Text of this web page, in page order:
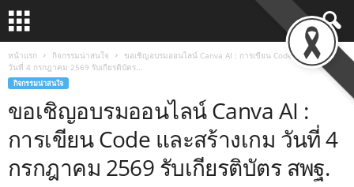
หน้าแรก กิจกรรมน่าสนใจ
ขอเชิญอบรมออนไลน์ Canva AI : การเขียน Code และสร้างเกม
วันที่ 4 กรกฎาคม 2569 รับเกียรติบัตร...
กิจกรรมน่าสนใจ
ขอเชิญอบรมออนไลน์ Canva AI :
การเขียน Code และสร้างเกม วันที่ 4
กรกฎาคม 2569 รับเกียรติบัตร สพฐ.